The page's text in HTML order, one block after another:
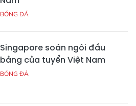
BÓNG ĐÁ
Singapore soán ngôi đầu
bảng của tuyển Việt Nam
BÓNG ĐÁ